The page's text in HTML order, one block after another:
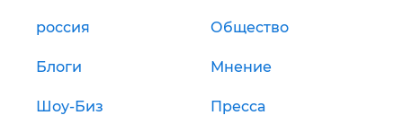
россия Общество
Блоги Мнение
Шоу-Биз Пресса